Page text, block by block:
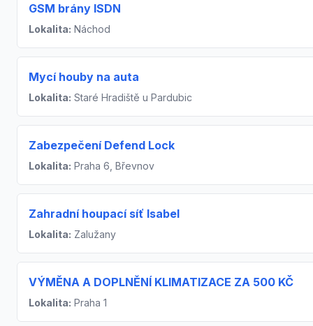
GSM brány ISDN
Lokalita: Náchod
Mycí houby na auta
Lokalita: Staré Hradiště u Pardubic
Zabezpečení Defend Lock
Lokalita: Praha 6, Břevnov
Zahradní houpací síť Isabel
Lokalita: Zalužany
VÝMĚNA A DOPLNĚNÍ KLIMATIZACE ZA 500 KČ
Lokalita: Praha 1